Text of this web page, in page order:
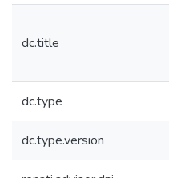
dc.title
dc.type
dc.type.version